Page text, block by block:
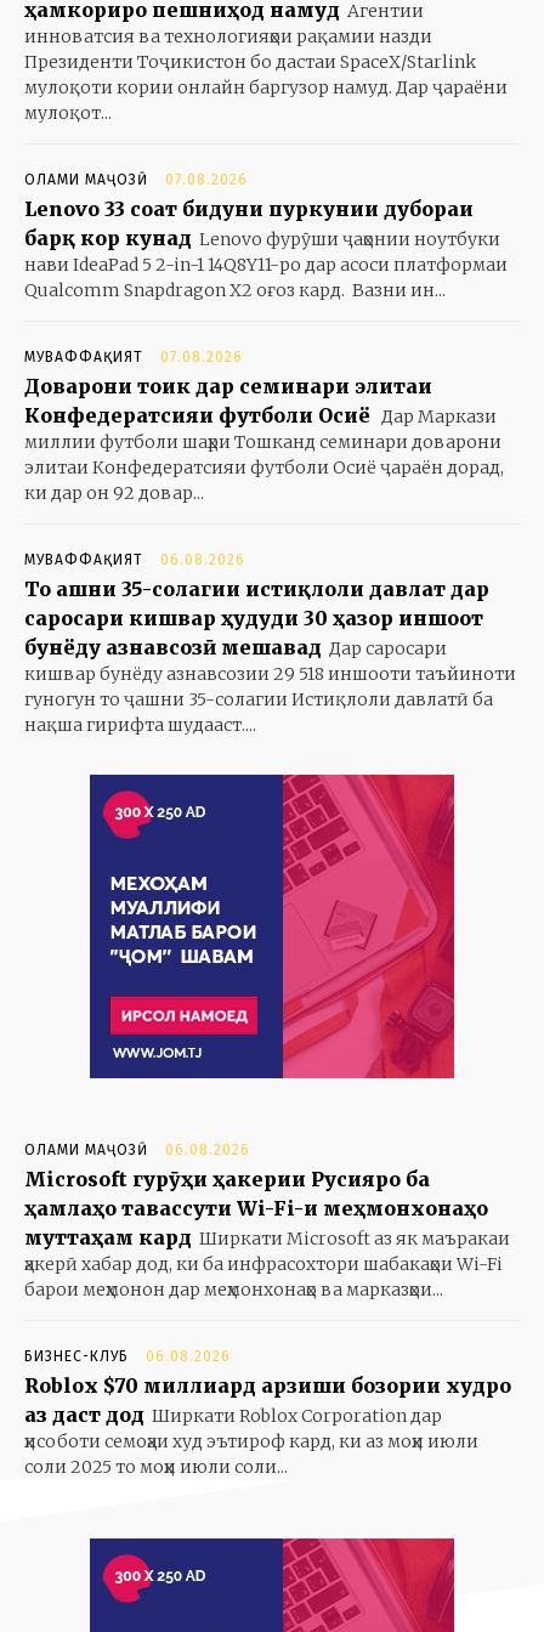
ҳамкориро пешниҳод намуд Агентии
инноватсия ва технологияҳои рақамии назди
Президенти Тоҷикистон бо дастаи SpaceX/Starlink
мулоқоти кории онлайн баргузор намуд. Дар ҷараёни
мулоқот...
ОЛАМИ МАҶОЗӢ 07.08.2026
Lenovo 33 соат бидуни пуркунии дубораи
барқ кор кунад Lenovo фурӯши ҷаҳонии ноутбуки
нави IdeaPad 5 2-in-1 14Q8Y11-ро дар асоси платформаи
Qualcomm Snapdragon X2 оғоз кард. Вазни ин...
МУВАФФАҚИЯТ 07.08.2026
Доварони тоҷик дар семинари элитаи
Конфедератсияи футболи Осиё Дар Маркази
миллии футболи шаҳри Тошканд семинари доварони
элитаи Конфедератсияи футболи Осиё ҷараён дорад,
ки дар он 92 довар...
МУВАФФАҚИЯТ 06.08.2026
То ҷашни 35-солагии истиқлоли давлат дар
саросари кишвар ҳудуди 30 ҳазор иншоот
бунёду азнавсозӣ мешавад Дар саросари
кишвар бунёду азнавсозии 29 518 иншооти таъйиноти
гуногун то ҷашни 35-солагии Истиқлоли давлатӣ ба
нақша гирифта шудааст....
ОЛАМИ МАҶОЗӢ 06.08.2026
Microsoft гурӯҳи ҳакерии Русияро ба
ҳамлаҳо тавассути Wi-Fi-и меҳмонхонаҳо
муттаҳам кард Ширкати Microsoft аз як маъракаи
ҳакерӣ хабар дод, ки ба инфрасохтори шабакаҳои Wi-Fi
барои меҳмонон дар меҳмонхонаҳо ва марказҳои...
БИЗНЕС-КЛУБ 06.08.2026
Roblox $70 миллиард арзиши бозории худро
аз даст дод Ширкати Roblox Corporation дар
ҳисоботи семоҳаи худ эътироф кард, ки аз моҳи июли
соли 2025 то моҳи июли соли...